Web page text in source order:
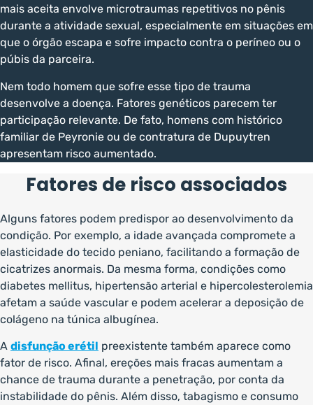
mais aceita envolve microtraumas repetitivos no pênis
durante a atividade sexual, especialmente em situações em
que o órgão escapa e sofre impacto contra o períneo ou o
púbis da parceira.
Nem todo homem que sofre esse tipo de trauma
desenvolve a doença. Fatores genéticos parecem ter
participação relevante. De fato, homens com histórico
familiar de Peyronie ou de contratura de Dupuytren
apresentam risco aumentado.
Fatores de risco associados
Alguns fatores podem predispor ao desenvolvimento da
condição. Por exemplo, a idade avançada compromete a
elasticidade do tecido peniano, facilitando a formação de
cicatrizes anormais. Da mesma forma, condições como
diabetes mellitus, hipertensão arterial e hipercolesterolemia
afetam a saúde vascular e podem acelerar a deposição de
colágeno na túnica albugínea.
A disfunção erétil preexistente também aparece como
fator de risco. Afinal, ereções mais fracas aumentam a
chance de trauma durante a penetração, por conta da
instabilidade do pênis. Além disso, tabagismo e consumo